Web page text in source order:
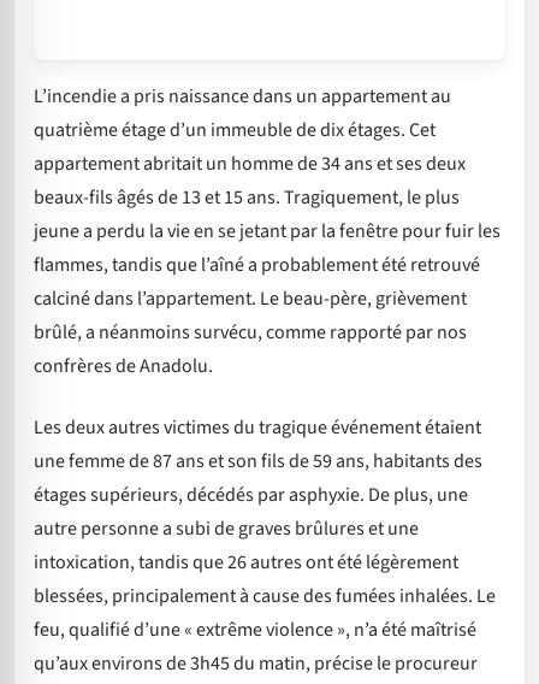
L’incendie a pris naissance dans un appartement au
quatrième étage d’un immeuble de dix étages. Cet
appartement abritait un homme de 34 ans et ses deux
beaux-fils âgés de 13 et 15 ans. Tragiquement, le plus
jeune a perdu la vie en se jetant par la fenêtre pour fuir les
flammes, tandis que l’aîné a probablement été retrouvé
calciné dans l’appartement. Le beau-père, grièvement
brûlé, a néanmoins survécu, comme rapporté par nos
confrères de Anadolu.
Les deux autres victimes du tragique événement étaient
une femme de 87 ans et son fils de 59 ans, habitants des
étages supérieurs, décédés par asphyxie. De plus, une
autre personne a subi de graves brûlures et une
intoxication, tandis que 26 autres ont été légèrement
blessées, principalement à cause des fumées inhalées. Le
feu, qualifié d’une « extrême violence », n’a été maîtrisé
qu’aux environs de 3h45 du matin, précise le procureur